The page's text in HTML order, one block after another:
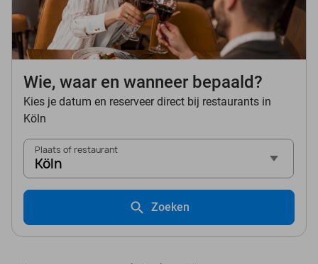
Wie, waar en wanneer bepaald?
Kies je datum en reserveer direct bij restaurants in
Köln
Plaats of restaurant
Köln
Zoeken